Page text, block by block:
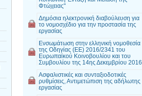
Φτώχειας"
Δημόσια ηλεκτρονική διαβούλευση για
το νομοσχέδιο για την προστασία της
εργασίας
Ενσωμάτωση στην ελληνική νομοθεσία
της Οδηγίας (EE) 2016/2341 του
Ευρωπαϊκού Κοινοβουλίου και του
Συμβουλίου της 14ης Δεκεμβρίου 2016
Ασφαλιστικές και συνταξιοδοτικές
ρυθμίσεις, Αντιμετώπιση της αδήλωτης
εργασίας